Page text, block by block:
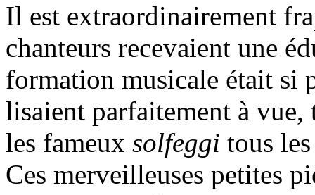
Il est extraordinairement
chanteurs recevaient une
formation musicale était si
lisaient parfaitement à vue,
les fameux solfeggi tous
Ces merveilleuses petites